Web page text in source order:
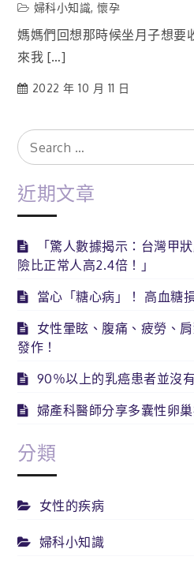
婦科小知識,懷孕
媽媽們回想那時候坐月子想要
來我 […]
2022 年 10 月 11 日
Search
for:
近期文章
「驚人數據揭示：台灣甲
險比正常人高2.4倍！」
當心「糖心病」！ 高血糖
女性暈眩、腹痛、疲勞、
發作！
90％以上的乳癌患者並沒
婦產科醫師分享多囊性卵
分類
女性的疾病
婦科小知識